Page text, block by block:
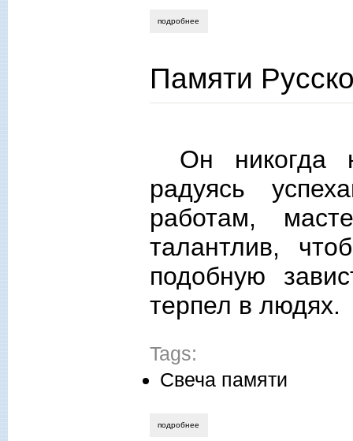
подробнее
Памяти
Он никогда
радуясь
работам,
талантлив,
подобную
терпел в людях.
Tags:
Свеча памяти
подробнее